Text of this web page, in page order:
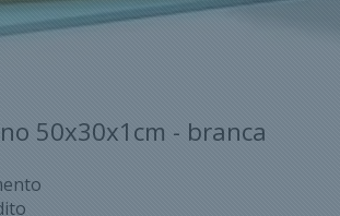
50x30x1cm - branca